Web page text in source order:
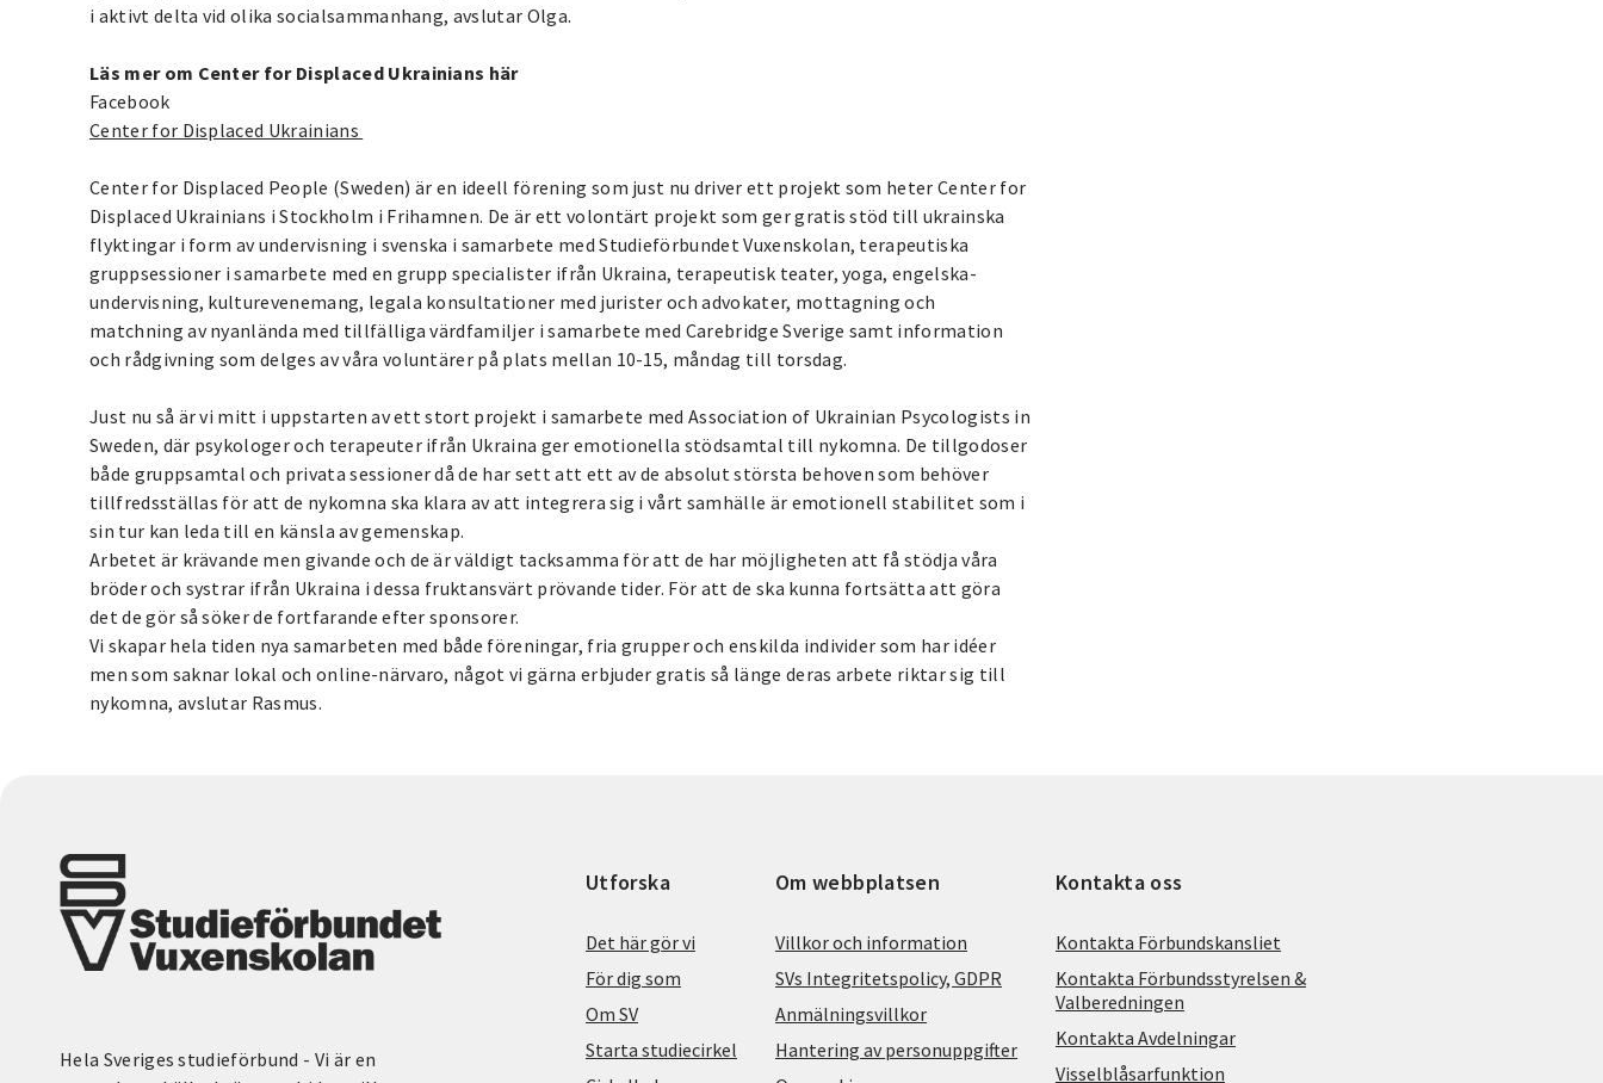
i aktivt delta vid olika socialsammanhang, avslutar Olga.
Läs mer om Center for Displaced Ukrainians här
Facebook
Center for Displaced Ukrainians
Center for Displaced People (Sweden) är en ideell förening som just nu driver ett projekt som heter Center for
Displaced Ukrainians i Stockholm i Frihamnen. De är ett volontärt projekt som ger gratis stöd till ukrainska
flyktingar i form av undervisning i svenska i samarbete med Studieförbundet Vuxenskolan, terapeutiska
gruppsessioner i samarbete med en grupp specialister ifrån Ukraina, terapeutisk teater, yoga, engelska-
undervisning, kulturevenemang, legala konsultationer med jurister och advokater, mottagning och
matchning av nyanlända med tillfälliga värdfamiljer i samarbete med Carebridge Sverige samt information
och rådgivning som delges av våra voluntärer på plats mellan 10-15, måndag till torsdag.
Just nu så är vi mitt i uppstarten av ett stort projekt i samarbete med Association of Ukrainian Psycologists in
Sweden, där psykologer och terapeuter ifrån Ukraina ger emotionella stödsamtal till nykomna. De tillgodoser
både gruppsamtal och privata sessioner då de har sett att ett av de absolut största behoven som behöver
tillfredsställas för att de nykomna ska klara av att integrera sig i vårt samhälle är emotionell stabilitet som i
sin tur kan leda till en känsla av gemenskap.
Arbetet är krävande men givande och de är väldigt tacksamma för att de har möjligheten att få stödja våra
bröder och systrar ifrån Ukraina i dessa fruktansvärt prövande tider. För att de ska kunna fortsätta att göra
det de gör så söker de fortfarande efter sponsorer.
Vi skapar hela tiden nya samarbeten med både föreningar, fria grupper och enskilda individer som har idéer
men som saknar lokal och online-närvaro, något vi gärna erbjuder gratis så länge deras arbete riktar sig till
nykomna, avslutar Rasmus.
Hela Sveriges studieförbund - Vi är en
Utforska
Det här gör vi
För dig som
Om SV
Starta studiecirkel
Om webbplatsen
Villkor och information
SVs Integritetspolicy, GDPR
Anmälningsvillkor
Hantering av personuppgifter
Kontakta oss
Kontakta Förbundskansliet
Kontakta Förbundsstyrelsen &
Valberedningen
Kontakta Avdelningar
Visselblåsarfunktion